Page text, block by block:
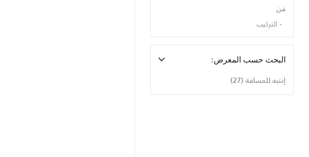
فن
التركيب
البحث حسب المعرض:
إنتبه للمسافة (27)